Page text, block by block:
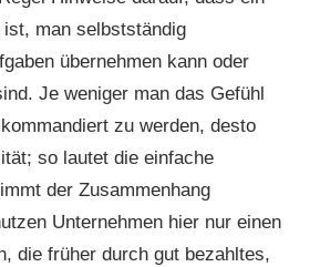
man selbstständig
übernehmen kann oder
Je weniger man das Gefühl
zu werden, desto
so lautet die einfache
der Zusammenhang
Unternehmen hier nur einen
die früher durch gut bezahltes,